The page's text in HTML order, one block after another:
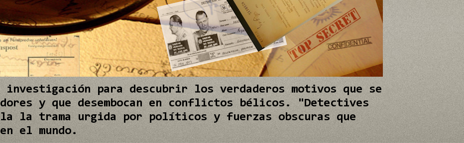
investigación para descubrir los verdaderos motivos que se
y que desembocan en conflictos bélicos. "Detectives
la trama urgida por políticos y fuerzas obscuras que
el mundo.